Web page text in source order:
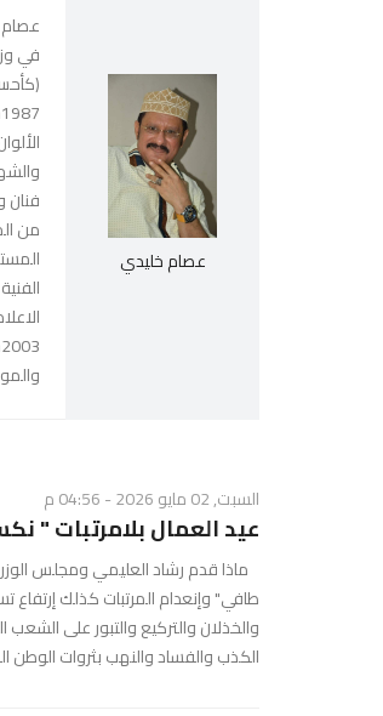
عصام خليدي
من
السبت, 02 مايو 2026 - 04:56 م
عيد العمال بلامرتبات "
طافي" وإنعدام المرتبات كذلك إرتفاع
والخذلان والتركيع والتبور على
الكذب والفساد والنهب بثروات الوطن